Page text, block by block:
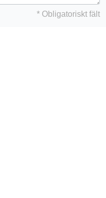
* Obligatoriskt fält